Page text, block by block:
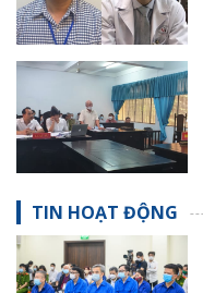
TIN HOẠT ĐỘNG